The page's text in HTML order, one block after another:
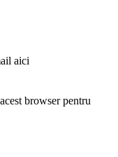
aici
browser pentru